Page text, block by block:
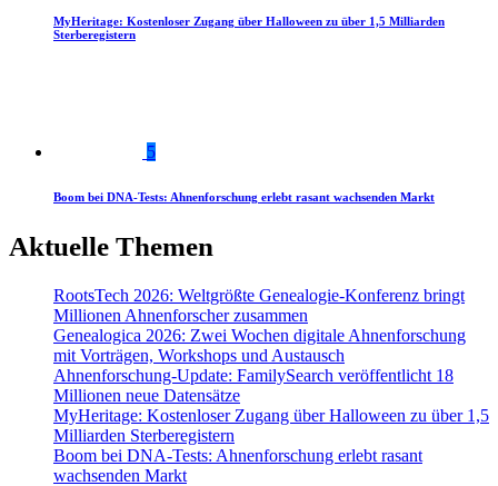
MyHeritage: Kostenloser Zugang über Halloween zu über 1,5 Milliarden
Sterberegistern
5
Boom bei DNA-Tests: Ahnenforschung erlebt rasant wachsenden Markt
Aktuelle Themen
RootsTech 2026: Weltgrößte Genealogie-Konferenz bringt
Millionen Ahnenforscher zusammen
Genealogica 2026: Zwei Wochen digitale Ahnenforschung
mit Vorträgen, Workshops und Austausch
Ahnenforschung-Update: FamilySearch veröffentlicht 18
Millionen neue Datensätze
MyHeritage: Kostenloser Zugang über Halloween zu über 1,5
Milliarden Sterberegistern
Boom bei DNA-Tests: Ahnenforschung erlebt rasant
wachsenden Markt